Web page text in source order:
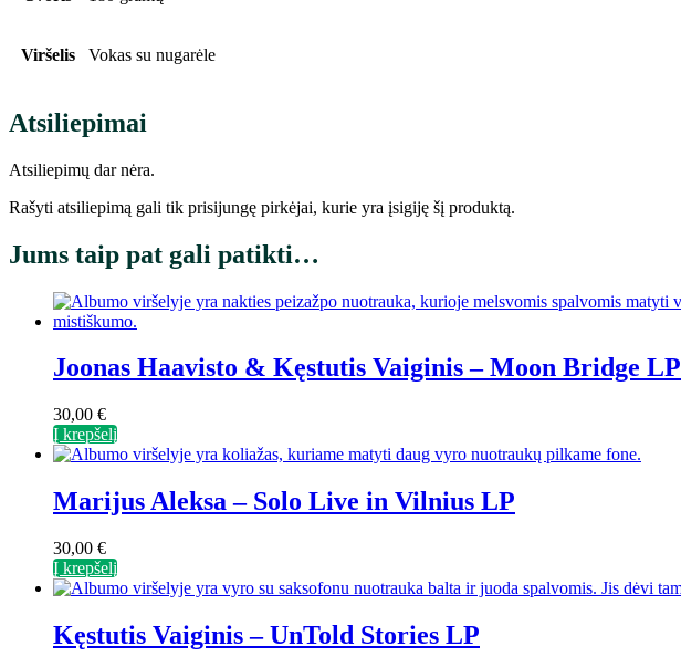
Viršelis Vokas su nugarėle
Atsiliepimai
Atsiliepimų dar nėra.
Rašyti atsiliepimą gali tik prisijungę pirkėjai, kurie yra įsigiję šį produktą.
Jums taip pat gali patikti…
Joonas Haavisto & Kęstutis Vaiginis – Moon Bridge LP
30,00 €
Į krepšelį
Marijus Aleksa – Solo Live in Vilnius LP
30,00 €
Į krepšelį
Kęstutis Vaiginis – UnTold Stories LP